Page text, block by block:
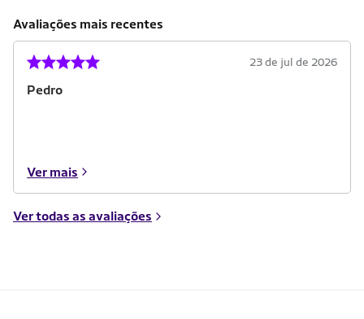
Avaliações mais recentes
Pedro
23 de jul de 2026
Ver mais
Ver todas as avaliações